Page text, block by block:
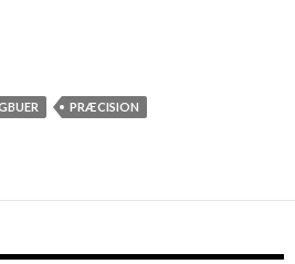
and practise af Horace Ford
PRÆCISION